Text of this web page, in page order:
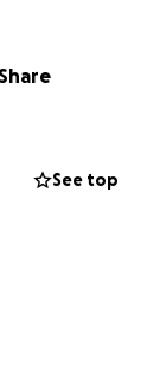
o
[phone
Share
See top